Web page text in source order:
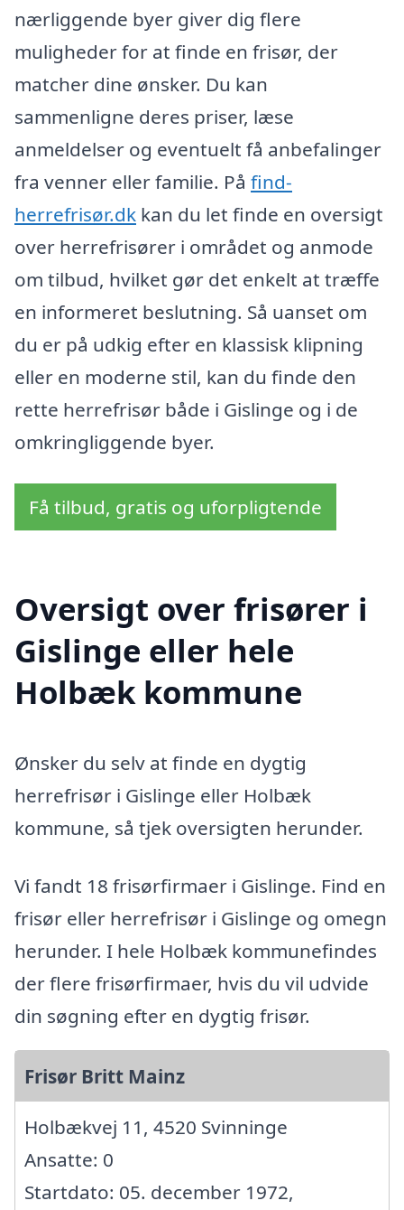
nærliggende byer giver dig flere
muligheder for at finde en frisør, der
matcher dine ønsker. Du kan
sammenligne deres priser, læse
anmeldelser og eventuelt få anbefalinger
fra venner eller familie. På find-
herrefrisør.dk kan du let finde en oversigt
over herrefrisører i området og anmode
om tilbud, hvilket gør det enkelt at træffe
en informeret beslutning. Så uanset om
du er på udkig efter en klassisk klipning
eller en moderne stil, kan du finde den
rette herrefrisør både i Gislinge og i de
omkringliggende byer.
Få tilbud, gratis og uforpligtende
Oversigt over frisører i
Gislinge eller hele
Holbæk kommune
Ønsker du selv at finde en dygtig
herrefrisør i Gislinge eller Holbæk
kommune, så tjek oversigten herunder.
Vi fandt 18 frisørfirmaer i Gislinge. Find en
frisør eller herrefrisør i Gislinge og omegn
herunder. I hele Holbæk kommunefindes
der flere frisørfirmaer, hvis du vil udvide
din søgning efter en dygtig frisør.
Frisør Britt Mainz
Holbækvej 11, 4520 Svinninge
Ansatte: 0
Startdato: 05. december 1972,